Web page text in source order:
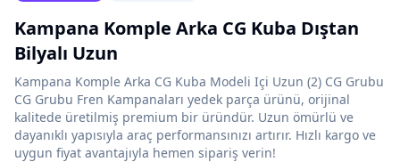
Kampana Komple Arka CG Kuba Dıştan
Bilyalı Uzun
Kampana Komple Arka CG Kuba Modeli Içi Uzun (2) CG Grubu
CG Grubu Fren Kampanaları yedek parça ürünü, orijinal
kalitede üretilmiş premium bir üründür. Uzun ömürlü ve
dayanıklı yapısıyla araç performansınızı artırır. Hızlı kargo ve
uygun fiyat avantajıyla hemen sipariş verin!